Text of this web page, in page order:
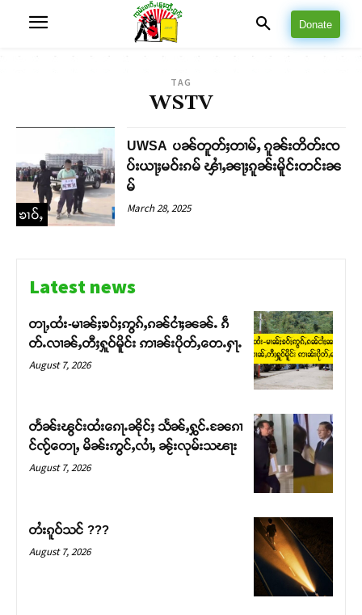
Donate
TAG
WSTV
ၶၢဝ်ႇ
UWSA ပၼ်တူတ်ႈတၢမ်ႇ ၵူၼ်းတိတ်းၸ
ပ်းယႃႈမဝ်းၵမ် ၾၢႆႇၼႃႈၵူၼ်းမိူင်းတင်းၼ
မ်
March 28, 2025
Latest news
တႃႇထႆး-မၢၼ်ႈၶဝ်ႈဢွၵ်ႇၵၼ်ငၢႆႈၼၼ်ႉ ၵဵ
တ်ႉလၢၼ်ႇတီႈႁူဝ်မိူင်း ဢၢၼ်းပိုတ်ႇတေႉႁႃႉ
August 7, 2026
တႅၼ်းၽွင်းထႆးၵေႃႉၼိုင်ႈ သႅၼ်ႇႁွင်ႉၼႄၵၢ
င်ၸႂ်တေႃႇ မိၼ်းဢွင်ႇလၢႆႇ ၼႂ်းလုမ်းသၽႃး
August 7, 2026
တႆးၵူဝ်သင် ???
August 7, 2026